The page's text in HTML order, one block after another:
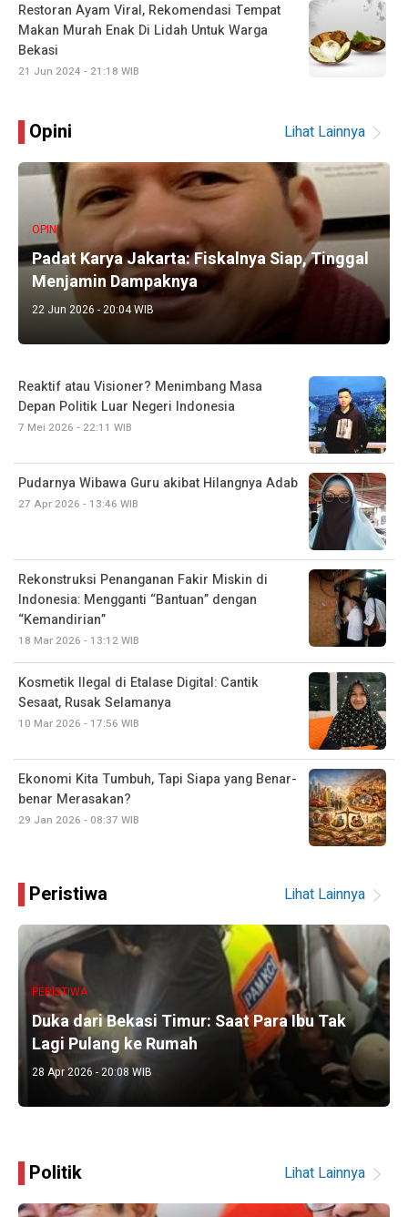
Restoran Ayam Viral, Rekomendasi Tempat
Makan Murah Enak Di Lidah Untuk Warga
Bekasi
21 Jun 2024 - 21:18 WIB
Opini Lihat Lainnya
OPINI
Padat Karya Jakarta: Fiskalnya Siap, Tinggal
Menjamin Dampaknya
22 Jun 2026 - 20:04 WIB
Reaktif atau Visioner? Menimbang Masa
Depan Politik Luar Negeri Indonesia
7 Mei 2026 - 22:11 WIB
Pudarnya Wibawa Guru akibat Hilangnya Adab
27 Apr 2026 - 13:46 WIB
Rekonstruksi Penanganan Fakir Miskin di
Indonesia: Mengganti “Bantuan” dengan
“Kemandirian”
18 Mar 2026 - 13:12 WIB
Kosmetik Ilegal di Etalase Digital: Cantik
Sesaat, Rusak Selamanya
10 Mar 2026 - 17:56 WIB
Ekonomi Kita Tumbuh, Tapi Siapa yang Benar-
benar Merasakan?
29 Jan 2026 - 08:37 WIB
Peristiwa Lihat Lainnya
PERISTIWA
Duka dari Bekasi Timur: Saat Para Ibu Tak
Lagi Pulang ke Rumah
28 Apr 2026 - 20:08 WIB
Politik Lihat Lainnya